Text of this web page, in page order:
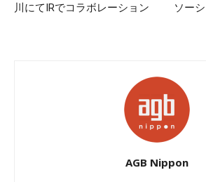
川にてIRでコラボレーション
ソー
AGB Nippon